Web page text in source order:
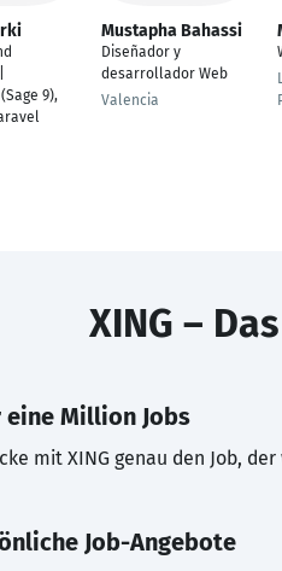
9),
Mustapha Bahassi
Diseñador y
desarrollador Web
Valencia
XING –
eine Million Jobs
mit XING genau den Job,
Job-Angebote